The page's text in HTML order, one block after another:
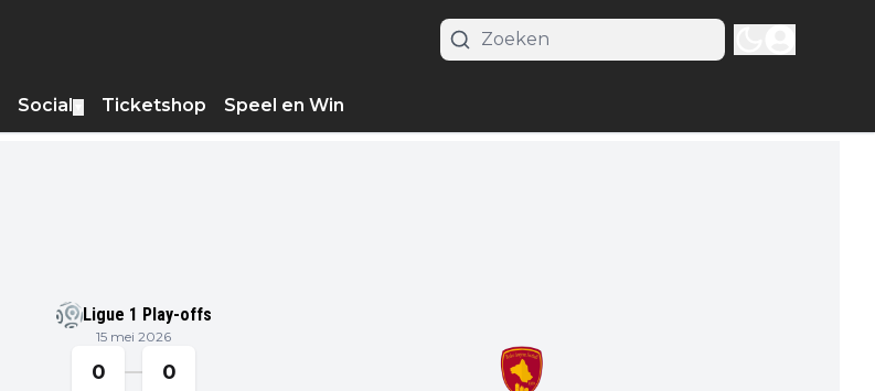
Social Ticketshop Speel en Win
Ligue 1 Play-offs
15 mei 2026
0 0